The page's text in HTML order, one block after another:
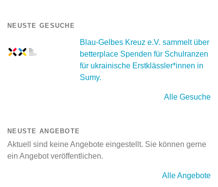
NEUSTE GESUCHE
Blau-Gelbes Kreuz e.V. sammelt über
betterplace Spenden für Schulranzen
für ukrainische Erstklässler*innen in
Sumy.
Alle Gesuche
NEUSTE ANGEBOTE
Aktuell sind keine Angebote eingestellt. Sie können gerne
ein Angebot veröffentlichen.
Alle Angebote